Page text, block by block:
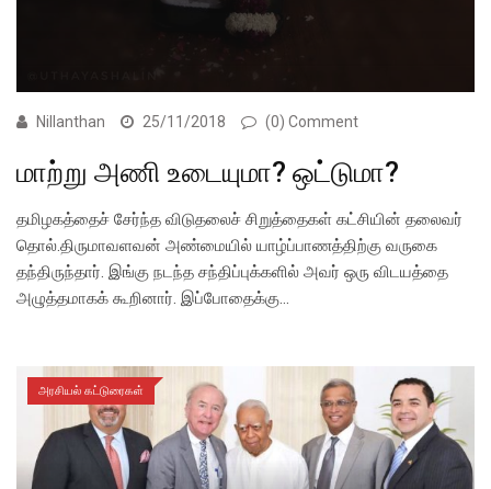
Nillanthan 25/11/2018 (0) Comment
மாற்று அணி உடையுமா? ஒட்டுமா?
தமிழகத்தைச் சேர்ந்த விடுதலைச் சிறுத்தைகள் கட்சியின் தலைவர்
தொல்.திருமாவளவன் அண்மையில் யாழ்ப்பாணத்திற்கு வருகை
தந்திருந்தார். இங்கு நடந்த சந்திப்புக்களில் அவர் ஒரு விடயத்தை
அழுத்தமாகக் கூறினார். இப்போதைக்கு…
அரசியல் கட்டுரைகள்